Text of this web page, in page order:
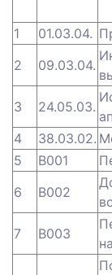
1
01.03.04.
2
09.03.04.
3 24.05.03.
4
38.03.02.
5
B001
6
B002
7 B003